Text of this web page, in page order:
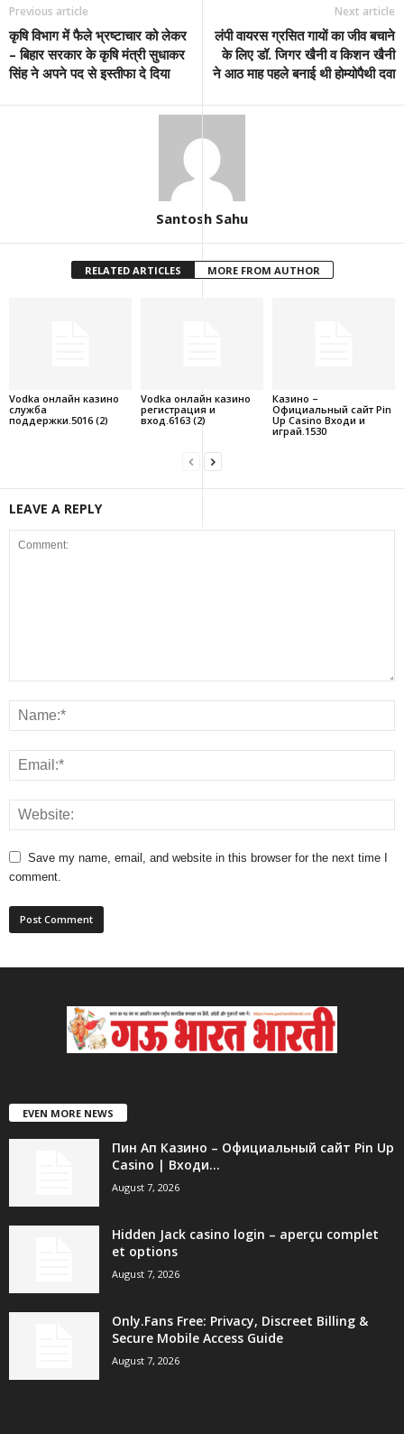
Previous article
कृषि विभाग में फैले भ्रष्टाचार को लेकर
– बिहार सरकार के कृषि मंत्री सुधाकर
सिंह ने अपने पद से इस्‍तीफा दे दिया
Next article
लंपी वायरस ग्रसित गायों का जीव बचाने
के लिए डॉ. जिगर खैनी व किशन खैनी
ने आठ माह पहले बनाई थी होम्योपैथी दवा
Santosh Sahu
RELATED ARTICLES MORE FROM AUTHOR
Vodka онлайн казино
служба
поддержки.5016 (2)
Vodka онлайн казино
регистрация и
вход.6163 (2)
Казино –
Официальный сайт Pin
Up Casino Входи и
играй.1530
LEAVE A REPLY
Save my name, email, and website in this browser for the next time I
comment.
EVEN MORE NEWS
Пин Ап Казино – Официальный сайт Pin Up
Casino | Входи...
August 7, 2026
Hidden Jack casino login – aperçu complet
et options
August 7, 2026
Only.Fans Free: Privacy, Discreet Billing &
Secure Mobile Access Guide
August 7, 2026